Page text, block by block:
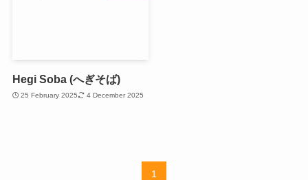
Hegi Soba (へぎそば)
25 February 2025 4 December 2025
1